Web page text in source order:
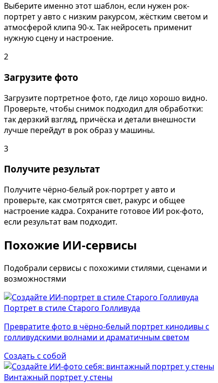
Выберите именно этот шаблон, если нужен рок-
портрет у авто с низким ракурсом, жёстким светом и
атмосферой клипа 90-х. Так нейросеть применит
нужную сцену и настроение.
2
Загрузите фото
Загрузите портретное фото, где лицо хорошо видно.
Проверьте, чтобы снимок подходил для обработки:
так дерзкий взгляд, причёска и детали внешности
лучше перейдут в рок образ у машины.
3
Получите результат
Получите чёрно-белый рок-портрет у авто и
проверьте, как смотрятся свет, ракурс и общее
настроение кадра. Сохраните готовое ИИ рок-фото,
если результат вам подходит.
Похожие ИИ-сервисы
Подобрали сервисы с похожими стилями, сценами и
возможностями
Портрет в стиле Старого Голливуда
Превратите фото в чёрно-белый портрет кинодивы с
голливудскими волнами и драматичным светом
Создать с собой
Винтажный портрет у стены